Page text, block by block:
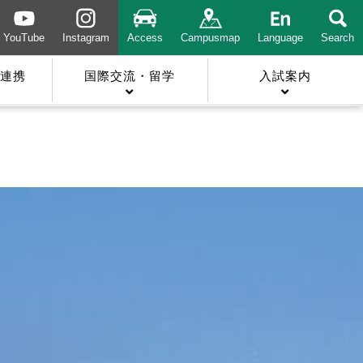
YouTube Instagram Access Campusmap Language Search
携 国際交流・留学 入試案内